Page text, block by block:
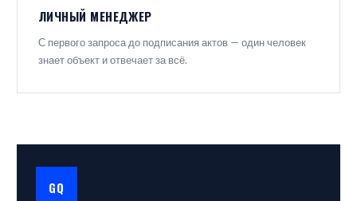
ЛИЧНЫЙ МЕНЕДЖЕР
С первого запроса до подписания актов — один человек
знает объект и отвечает за всё.
GQ